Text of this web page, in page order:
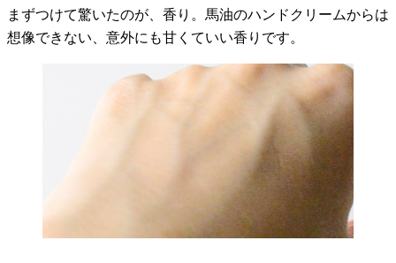
まずつけて驚いたのが、香り。馬油のハンドクリームからは
想像できない、意外にも甘くていい香りです。